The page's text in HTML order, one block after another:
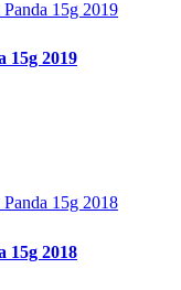
15g 2019
15g 2018